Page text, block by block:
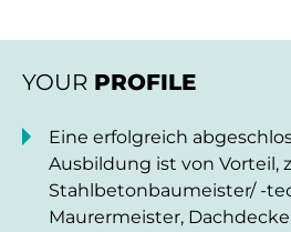
YOUR PROFILE
Eine erfolgreich
Ausbildung ist von Vorteil,
Stahlbetonbaumeister/ -
Maurermeister,